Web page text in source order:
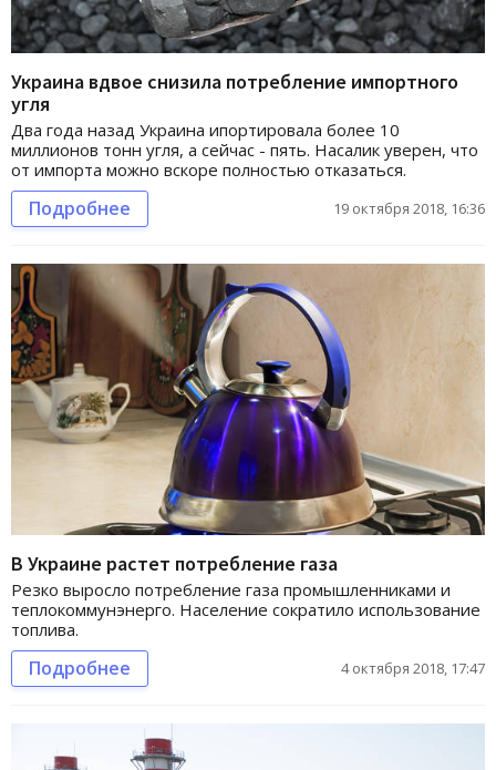
Украина вдвое снизила потребление импортного
угля
Два года назад Украина ипортировала более 10
миллионов тонн угля, а сейчас - пять. Насалик уверен, что
от импорта можно вскоре полностью отказаться.
Подробнее 19 октября 2018, 16:36
В Украине растет потребление газа
Резко выросло потребление газа промышленниками и
теплокоммунэнерго. Население сократило использование
топлива.
Подробнее 4 октября 2018, 17:47